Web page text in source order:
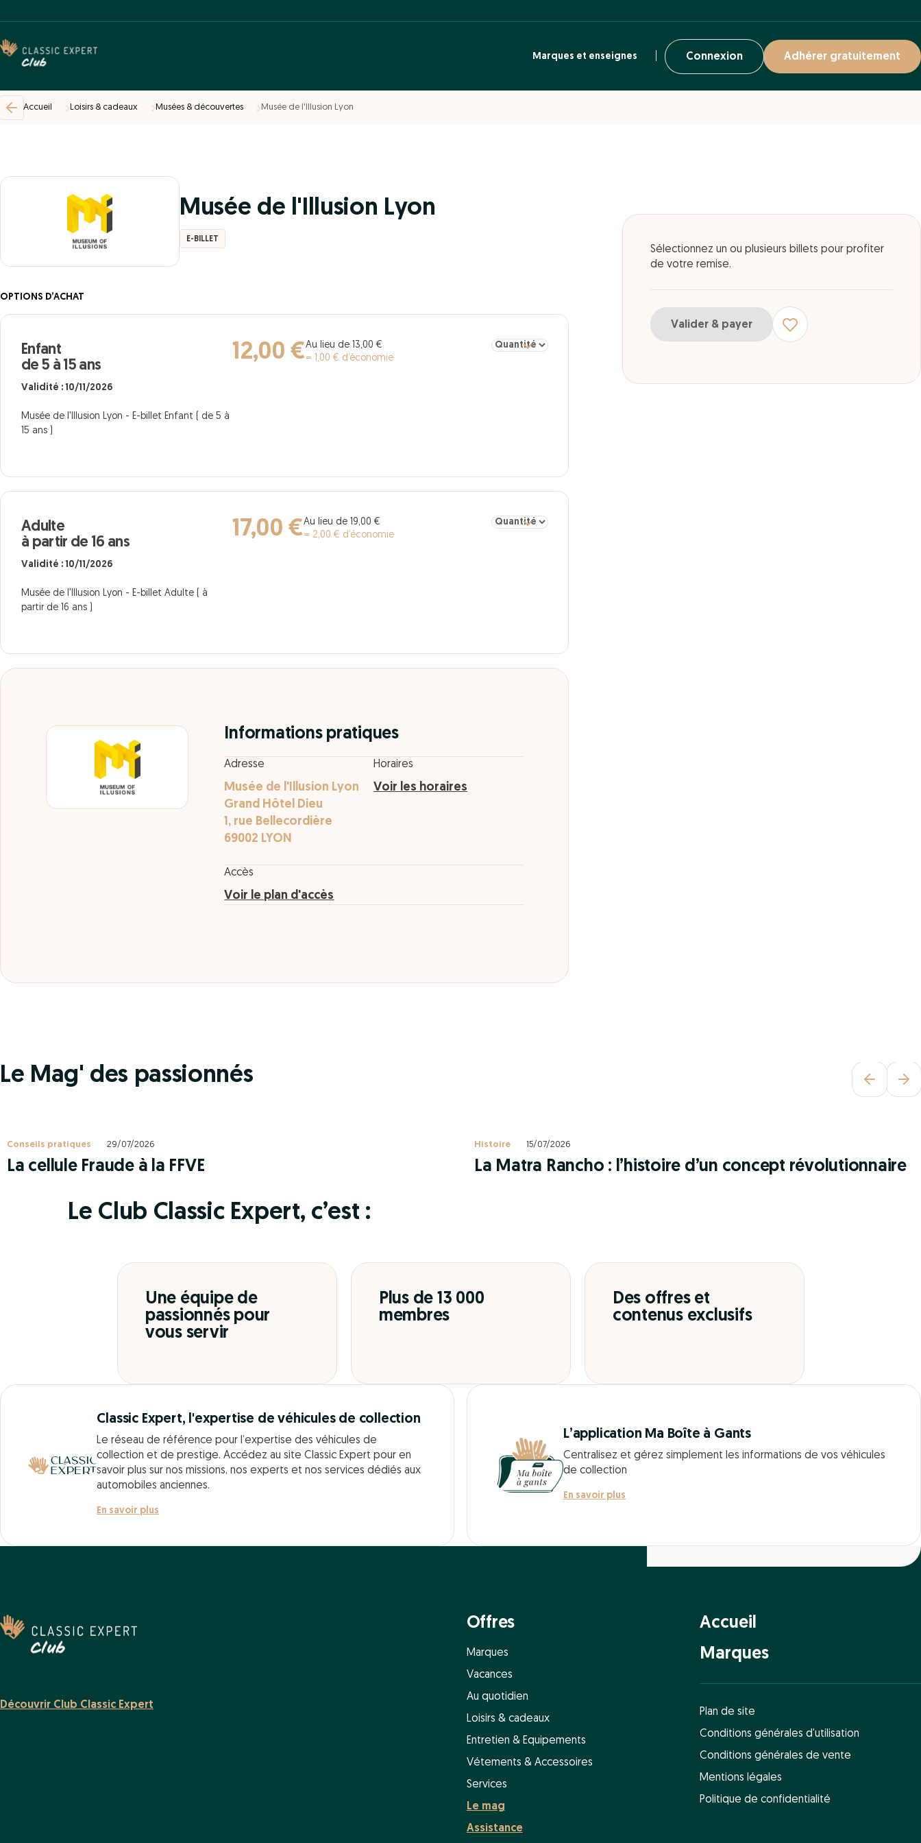
Marques et enseignes Connexion Adhérer gratuitement
Accueil Loisirs & cadeaux Musées & découvertes Musée de l'Illusion Lyon
Musée de l'Illusion Lyon
E-BILLET
OPTIONS D’ACHAT
Enfant
de 5 à 15 ans
Validité : 10/11/2026
Musée de l'Illusion Lyon - E-billet Enfant ( de 5 à
15 ans )
12,00 €Au lieu de 13,00 €
= 1,00 € d’économie
Sélectionner la quantité pour Enfant de 5 à 15 ans
Adulte
à partir de 16 ans
Validité : 10/11/2026
Musée de l'Illusion Lyon - E-billet Adulte ( à
partir de 16 ans )
17,00 €Au lieu de 19,00 €
= 2,00 € d’économie
Sélectionner la quantité pour Adulte à partir de 16 ans
Informations pratiques
Adresse
Musée de l'Illusion Lyon
Grand Hôtel Dieu
1, rue Bellecordière
69002 LYON
Horaires
Voir les horaires
Accès
Voir le plan d'accès
Sélectionnez un ou plusieurs billets pour profiter
de votre remise.
Valider & payer
Le Mag' des passionnés
Conseils pratiques 29/07/2026
La cellule Fraude à la FFVE
Histoire 15/07/2026
La Matra Rancho : l’histoire d’un concept révolutionnaire
Le Club Classic Expert, c’est :
Une équipe de
passionnés pour
vous servir
Plus de 13 000
membres
Des offres et
contenus exclusifs
Classic Expert, l'expertise de véhicules de collection
Le réseau de référence pour l’expertise des véhicules de
collection et de prestige. Accédez au site Classic Expert pour en
savoir plus sur nos missions, nos experts et nos services dédiés aux
automobiles anciennes.
En savoir plus
L’application Ma Boîte à Gants
Centralisez et gérez simplement les informations de vos véhicules
de collection
En savoir plus
Découvrir Club Classic Expert
Offres
Marques
Vacances
Au quotidien
Loisirs & cadeaux
Entretien & Equipements
Vétements & Accessoires
Services
Le mag
Assistance
Accueil
Marques
Plan de site
Conditions générales d'utilisation
Conditions générales de vente
Mentions légales
Politique de confidentialité